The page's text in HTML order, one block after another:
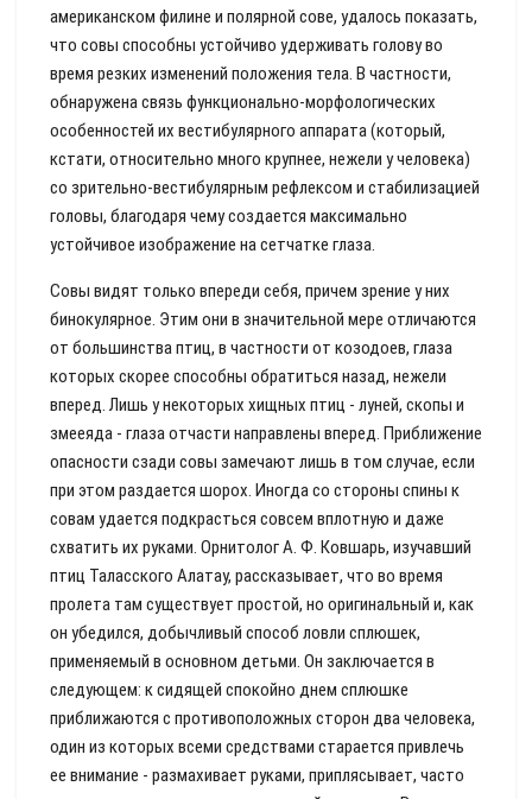
американском филине и полярной сове, удалось показать,
что совы способны устойчиво удерживать голову во
время резких изменений положения тела. В частности,
обнаружена связь функционально-морфологических
особенностей их вестибулярного аппарата (который,
кстати, относительно много крупнее, нежели у человека)
со зрительно-вестибулярным рефлексом и стабилизацией
головы, благодаря чему создается максимально
устойчивое изображение на сетчатке глаза.
Совы видят только впереди себя, причем зрение у них
бинокулярное. Этим они в значительной мере отличаются
от большинства птиц, в частности от козодоев, глаза
которых скорее способны обратиться назад, нежели
вперед. Лишь у некоторых хищных птиц - луней, скопы и
змееяда - глаза отчасти направлены вперед. Приближение
опасности сзади совы замечают лишь в том случае, если
при этом раздается шорох. Иногда со стороны спины к
совам удается подкрасться совсем вплотную и даже
схватить их руками. Орнитолог А. Ф. Ковшарь, изучавший
птиц Таласского Алатау, рассказывает, что во время
пролета там существует простой, но оригинальный и, как
он убедился, добычливый способ ловли сплюшек,
применяемый в основном детьми. Он заключается в
следующем: к сидящей спокойно днем сплюшке
приближаются с противоположных сторон два человека,
один из которых всеми средствами старается привлечь
ее внимание - размахивает руками, приплясывает, часто